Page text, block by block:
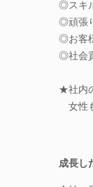
◎スキ
◎頑張
◎お客
◎社会
★社内
女性
成長し